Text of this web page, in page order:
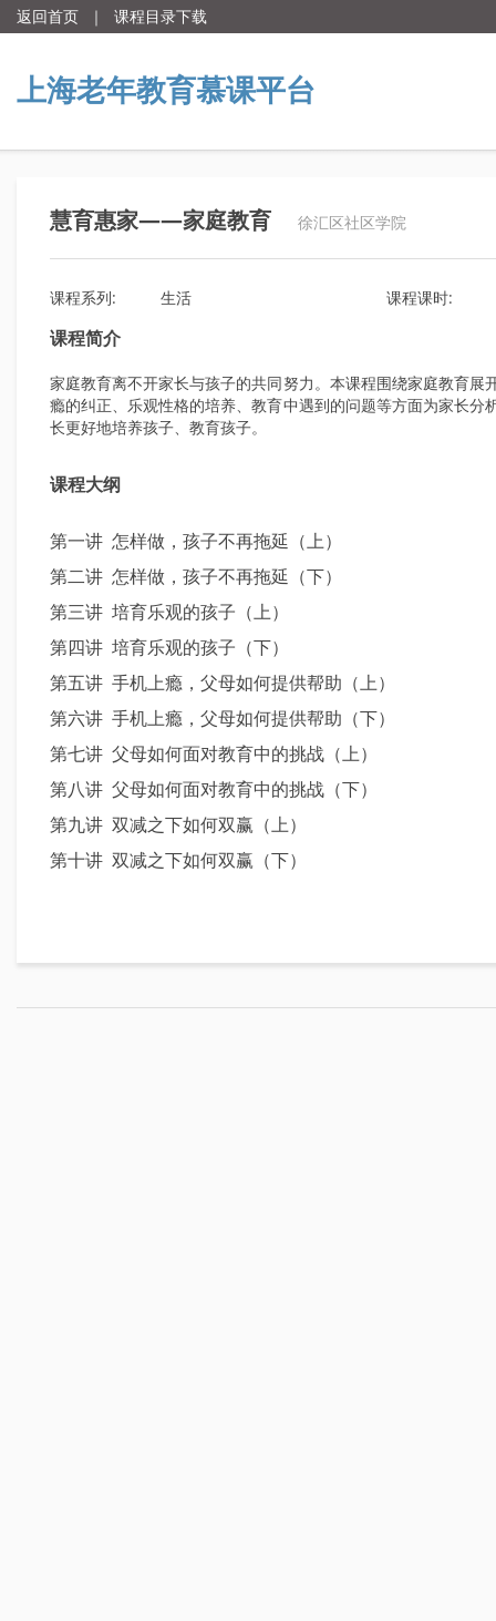
返回首页 ｜ 课程目录下载
上海老年教育慕课平台
慧育惠家——家庭教育 徐汇区社区学院
课程系列: 生活 课程课时:
课程简介
家庭教育离不开家长与孩子的共同努力。本课程围绕家庭教育展
瘾的纠正、乐观性格的培养、教育中遇到的问题等方面为家长分
长更好地培养孩子、教育孩子。
课程大纲
第一讲 怎样做，孩子不再拖延（上）
第二讲 怎样做，孩子不再拖延（下）
第三讲 培育乐观的孩子（上）
第四讲 培育乐观的孩子（下）
第五讲 手机上瘾，父母如何提供帮助（上）
第六讲 手机上瘾，父母如何提供帮助（下）
第七讲 父母如何面对教育中的挑战（上）
第八讲 父母如何面对教育中的挑战（下）
第九讲 双减之下如何双赢（上）
第十讲 双减之下如何双赢（下）